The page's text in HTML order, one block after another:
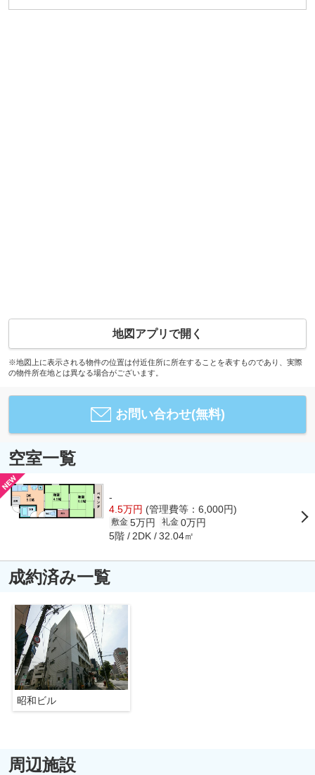
地図アプリで開く
※地図上に表示される物件の位置は付近住所に所在することを表すものであり、実際
の物件所在地とは異なる場合がございます。
お問い合わせ(無料)
空室一覧
-
4.5万円 (管理費等：6,000円)
敷金 5万円 礼金 0万円
5階 2DK 32.04㎡
成約済み一覧
昭和ビル
周辺施設